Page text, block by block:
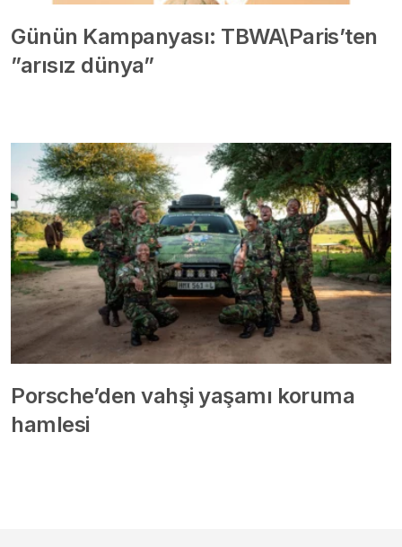
Günün Kampanyası: TBWA\Paris’ten
”arısız dünya”
Porsche’den vahşi yaşamı koruma
hamlesi